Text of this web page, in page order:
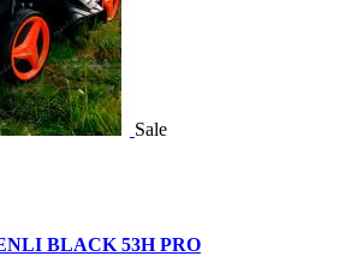
Sale
BLACK 53H PRO